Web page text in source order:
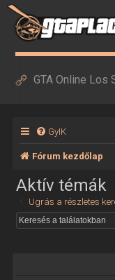
GTA Online Los
GyIK
Fórum kezdőlap
Aktív témák
Ugrás a részletes